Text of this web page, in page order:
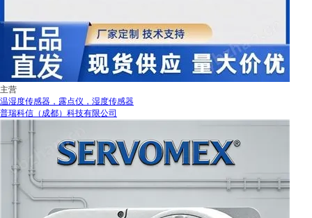
主营
温湿度传感器，露点仪，湿度传感器
普瑞科信（成都）科技有限公司